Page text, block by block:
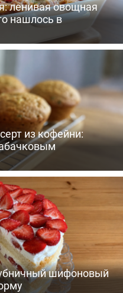
ленивая овощная
нашлось в
из кофейни:
шифоновый